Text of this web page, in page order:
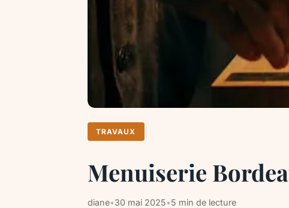
TRAVAUX
Menuiserie
diane•30 mai 2025•5 min de lecture